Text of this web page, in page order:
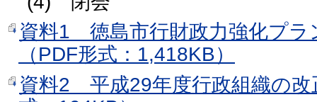
資料1 徳島市行財政力強化プラ
（PDF形式：1,418KB）
資料2 平成29年度行政組織の改